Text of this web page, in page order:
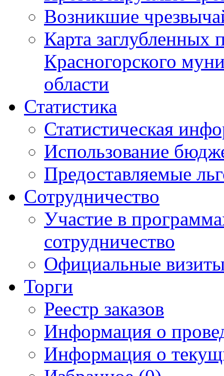
Возникшие
Карта
Красногорского
области
Статистика
Статистическая
Использование
Предоставляемые
Сотрудничество
Участие в
сотрудничество
Официальные
Торги
Реестр заказов
Информация о
Информация о